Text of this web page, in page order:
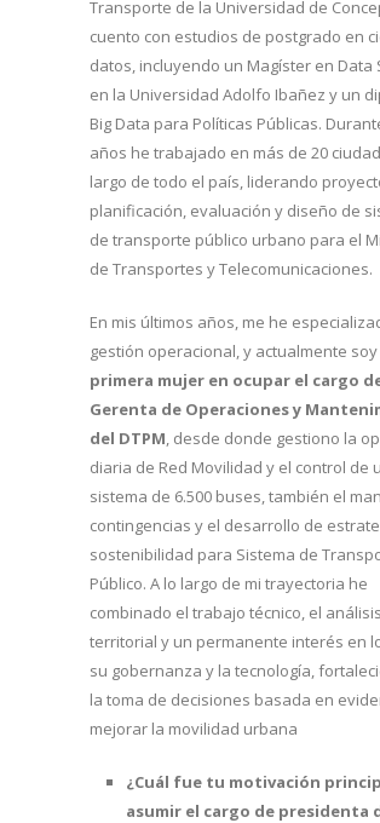
Transporte de la Universidad de
cuento con estudios de postgrado en
datos, incluyendo un Magíster en Data
en la Universidad Adolfo Ibañez y un
Big Data para Políticas Públicas.
años he trabajado en más de 20
largo de todo el país, liderando
planificación, evaluación y diseño de
de transporte público urbano para el
de Transportes y Telecomunicaciones.
En mis últimos años, me he
gestión operacional, y actualmente soy
primera mujer en ocupar el cargo
Gerenta de Operaciones y
del DTPM, desde donde gestiono la
diaria de Red Movilidad y el control de
sistema de 6.500 buses, también el
contingencias y el desarrollo de
sostenibilidad para Sistema de
Público. A lo largo de mi trayectoria he
combinado el trabajo técnico, el análisis
territorial y un permanente interés en
su gobernanza y la tecnología,
la toma de decisiones basada en
mejorar la movilidad urbana
¿Cuál fue tu motivación
asumir el cargo de presidenta